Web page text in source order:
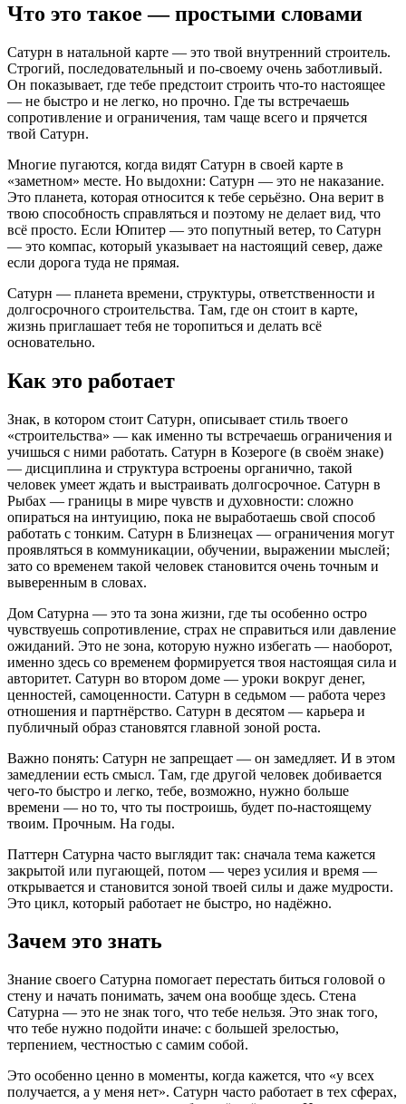
Что это такое — простыми словами
Сатурн в натальной карте — это твой внутренний строитель.
Строгий, последовательный и по-своему очень заботливый.
Он показывает, где тебе предстоит строить что-то настоящее
— не быстро и не легко, но прочно. Где ты встречаешь
сопротивление и ограничения, там чаще всего и прячется
твой Сатурн.
Многие пугаются, когда видят Сатурн в своей карте в
«заметном» месте. Но выдохни: Сатурн — это не наказание.
Это планета, которая относится к тебе серьёзно. Она верит в
твою способность справляться и поэтому не делает вид, что
всё просто. Если Юпитер — это попутный ветер, то Сатурн
— это компас, который указывает на настоящий север, даже
если дорога туда не прямая.
Сатурн — планета времени, структуры, ответственности и
долгосрочного строительства. Там, где он стоит в карте,
жизнь приглашает тебя не торопиться и делать всё
основательно.
Как это работает
Знак, в котором стоит Сатурн, описывает стиль твоего
«строительства» — как именно ты встречаешь ограничения и
учишься с ними работать. Сатурн в Козероге (в своём знаке)
— дисциплина и структура встроены органично, такой
человек умеет ждать и выстраивать долгосрочное. Сатурн в
Рыбах — границы в мире чувств и духовности: сложно
опираться на интуицию, пока не выработаешь свой способ
работать с тонким. Сатурн в Близнецах — ограничения могут
проявляться в коммуникации, обучении, выражении мыслей;
зато со временем такой человек становится очень точным и
выверенным в словах.
Дом Сатурна — это та зона жизни, где ты особенно остро
чувствуешь сопротивление, страх не справиться или давление
ожиданий. Это не зона, которую нужно избегать — наоборот,
именно здесь со временем формируется твоя настоящая сила и
авторитет. Сатурн во втором доме — уроки вокруг денег,
ценностей, самоценности. Сатурн в седьмом — работа через
отношения и партнёрство. Сатурн в десятом — карьера и
публичный образ становятся главной зоной роста.
Важно понять: Сатурн не запрещает — он замедляет. И в этом
замедлении есть смысл. Там, где другой человек добивается
чего-то быстро и легко, тебе, возможно, нужно больше
времени — но то, что ты построишь, будет по-настоящему
твоим. Прочным. На годы.
Паттерн Сатурна часто выглядит так: сначала тема кажется
закрытой или пугающей, потом — через усилия и время —
открывается и становится зоной твоей силы и даже мудрости.
Это цикл, который работает не быстро, но надёжно.
Зачем это знать
Знание своего Сатурна помогает перестать биться головой о
стену и начать понимать, зачем она вообще здесь. Стена
Сатурна — это не знак того, что тебе нельзя. Это знак того,
что тебе нужно подойти иначе: с большей зрелостью,
терпением, честностью с самим собой.
Это особенно ценно в моменты, когда кажется, что «у всех
получается, а у меня нет». Сатурн часто работает в тех сферах,